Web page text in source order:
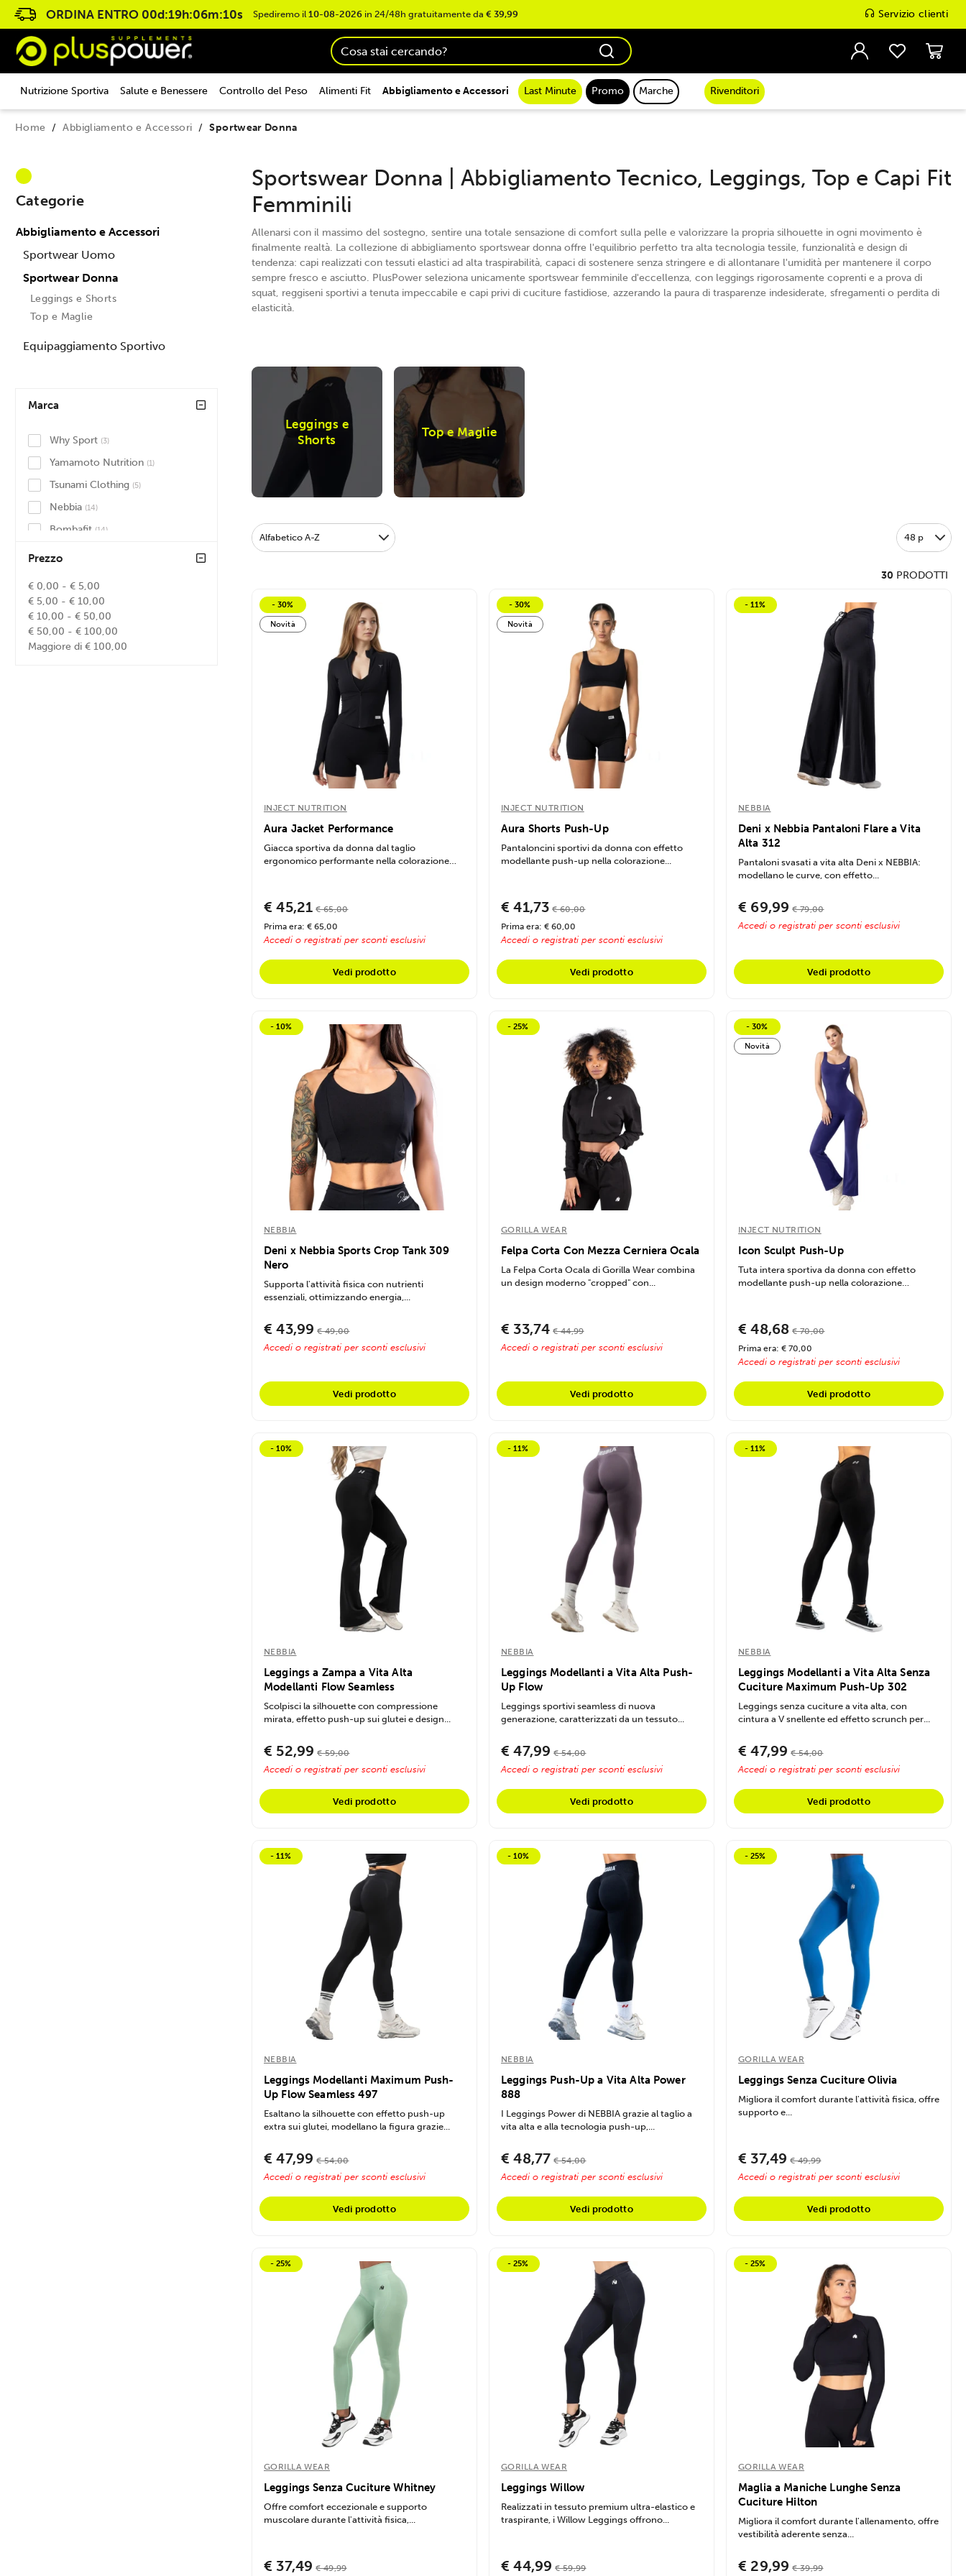
ORDINA ENTRO 00d:19h:06m:09s Spediremo il10-08-2026 in 24/48h gratuitamente da€ 39,99 Servizio clienti
Nutrizione Sportiva Salute e Benessere Controllo del Peso Alimenti Fit Abbigliamento e Accessori Last Minute Promo Marche Rivenditori
Home Abbigliamento e Accessori Sportwear Donna
Categorie
Abbigliamento e Accessori
Sportwear Uomo
Sportwear Donna
Leggings e Shorts
Top e Maglie
Equipaggiamento Sportivo
Marca
Why Sport (3)
Yamamoto Nutrition (1)
Tsunami Clothing (5)
Nebbia (14)
Bombafit (14)
Prezzo
€ 0,00 - € 5,00
€ 5,00 - € 10,00
€ 10,00 - € 50,00
€ 50,00 - € 100,00
Maggiore di € 100,00
Sportswear Donna | Abbigliamento Tecnico, Leggings, Top e Capi Fit
Femminili
Allenarsi con il massimo del sostegno, sentire una totale sensazione di comfort sulla pelle e valorizzare la propria silhouette in ogni movimento è
finalmente realtà. La collezione di abbigliamento sportswear donna offre l'equilibrio perfetto tra alta tecnologia tessile, funzionalità e design di
tendenza: capi realizzati con tessuti elastici ad alta traspirabilità, capaci di sostenere senza stringere e di allontanare l'umidità per mantenere il corpo
sempre fresco e asciutto. PlusPower seleziona unicamente sportswear femminile d'eccellenza, con leggings rigorosamente coprenti e a prova di
squat, reggiseni sportivi a tenuta impeccabile e capi privi di cuciture fastidiose, azzerando la paura di trasparenze indesiderate, sfregamenti o perdita di
elasticità.
Leggings e
Shorts
Top e Maglie
Alfabetico A-Z 48 p
30 PRODOTTI
- 30%
Novità
INJECT NUTRITION
Aura Jacket Performance
Giacca sportiva da donna dal taglio
ergonomico performante nella colorazione
€ 45,21 € 65,00
Prima era: € 65,00
Accedi o registrati per sconti esclusivi
Vedi prodotto
- 30%
Novità
INJECT NUTRITION
Aura Shorts Push-Up
Pantaloncini sportivi da donna con effetto
modellante push-up nella colorazione...
€ 41,73 € 60,00
Prima era: € 60,00
Accedi o registrati per sconti esclusivi
Vedi prodotto
- 11%
NEBBIA
Deni x Nebbia Pantaloni Flare a Vita
Alta 312
Pantaloni svasati a vita alta Deni x NEBBIA:
modellano le curve, con effetto...
€ 69,99 € 79,00
Accedi o registrati per sconti esclusivi
Vedi prodotto
- 10%
NEBBIA
Deni x Nebbia Sports Crop Tank 309
Nero
Supporta l'attività fisica con nutrienti
essenziali, ottimizzando energia,...
€ 43,99 € 49,00
Accedi o registrati per sconti esclusivi
Vedi prodotto
- 25%
GORILLA WEAR
Felpa Corta Con Mezza Cerniera Ocala
La Felpa Corta Ocala di Gorilla Wear combina
un design moderno "cropped" con...
€ 33,74 € 44,99
Accedi o registrati per sconti esclusivi
Vedi prodotto
- 30%
Novità
INJECT NUTRITION
Icon Sculpt Push-Up
Tuta intera sportiva da donna con effetto
modellante push-up nella colorazione
€ 48,68 € 70,00
Prima era: € 70,00
Accedi o registrati per sconti esclusivi
Vedi prodotto
- 10%
NEBBIA
Leggings a Zampa a Vita Alta
Modellanti Flow Seamless
Scolpisci la silhouette con compressione
mirata, effetto push-up sui glutei e design...
€ 52,99 € 59,00
Accedi o registrati per sconti esclusivi
Vedi prodotto
- 11%
NEBBIA
Leggings Modellanti a Vita Alta Push-
Up Flow
Leggings sportivi seamless di nuova
generazione, caratterizzati da un tessuto...
€ 47,99 € 54,00
Accedi o registrati per sconti esclusivi
Vedi prodotto
- 11%
NEBBIA
Leggings Modellanti a Vita Alta Senza
Cuciture Maximum Push-Up 302
Leggings senza cuciture a vita alta, con
cintura a V snellente ed effetto scrunch per...
€ 47,99 € 54,00
Accedi o registrati per sconti esclusivi
Vedi prodotto
- 11%
NEBBIA
Leggings Modellanti Maximum Push-
Up Flow Seamless 497
Esaltano la silhouette con effetto push-up
extra sui glutei, modellano la figura grazie...
€ 47,99 € 54,00
Accedi o registrati per sconti esclusivi
Vedi prodotto
- 10%
NEBBIA
Leggings Push-Up a Vita Alta Power
888
I Leggings Power di NEBBIA grazie al taglio a
vita alta e alla tecnologia push-up,...
€ 48,77 € 54,00
Accedi o registrati per sconti esclusivi
Vedi prodotto
- 25%
GORILLA WEAR
Leggings Senza Cuciture Olivia
Migliora il comfort durante l'attività fisica, offre
supporto e...
€ 37,49 € 49,99
Accedi o registrati per sconti esclusivi
Vedi prodotto
- 25%
GORILLA WEAR
Leggings Senza Cuciture Whitney
Offre comfort eccezionale e supporto
muscolare durante l'attività fisica,...
€ 37,49 € 49,99
- 25%
GORILLA WEAR
Leggings Willow
Realizzati in tessuto premium ultra-elastico e
traspirante, i Willow Leggings offrono...
€ 44,99 € 59,99
- 25%
GORILLA WEAR
Maglia a Maniche Lunghe Senza
Cuciture Hilton
Migliora il comfort durante l'allenamento, offre
vestibilità aderente senza...
€ 29,99 € 39,99